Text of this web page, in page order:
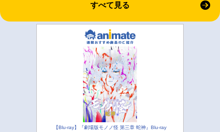
すべて見る
【Blu-ray】『劇場版モノノ怪 第三章 蛇神』Blu-ray